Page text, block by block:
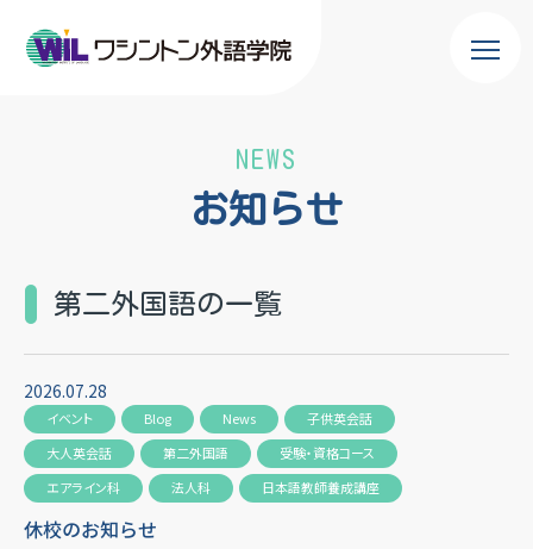
お知らせ
NEWS
第二外国語の一覧
2026.07.28
イベント Blog News
子供英会話
大人英会話
第二外国語
受験・資格コース
エアライン科
法人科 日本語教師養成講座
休校のお知らせ